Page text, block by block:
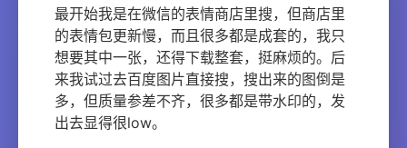
最开始我是在微信的表情商店里搜，但商店里
的表情包更新慢，而且很多都是成套的，我只
想要其中一张，还得下载整套，挺麻烦的。后
来我试过去百度图片直接搜，搜出来的图倒是
多，但质量参差不齐，很多都是带水印的，发
出去显得很low。